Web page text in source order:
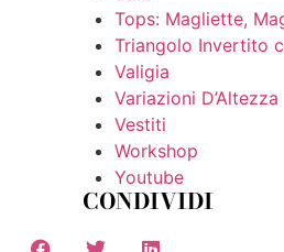
Tops: Magliette,
Triangolo Invertito
Valigia
Variazioni D’Altezza
Vestiti
Workshop
Youtube
CONDIVIDI